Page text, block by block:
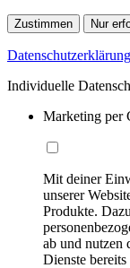
Zustimmen Nur
Datenschutzerklärung
Individuelle
Marketing per
Mit deiner
unserer
Produkte.
ab und nutzen
Dienste bereits